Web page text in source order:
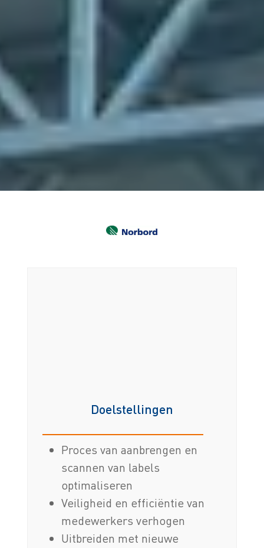
Doelstellingen
Proces van aanbrengen en
scannen van labels
optimaliseren
Veiligheid en efficiëntie van
medewerkers verhogen
Uitbreiden met nieuwe